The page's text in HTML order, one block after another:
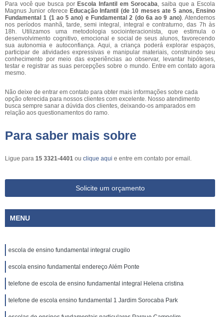
Para você que busca por Escola Infantil em Sorocaba, saiba que a Escola
Magnus Junior oferece Educação Infantil (de 10 meses ate 5 anos, Ensino
Fundamental 1 (1 ao 5 ano) e Fundamental 2 (do 6a ao 9 ano). Atendemos
nos períodos manhã, tarde, semi integral, integral e contraturno, das 7h às
18h. Utilizamos uma metodologia sociointeracionista, que estimula o
desenvolvimento cognitivo, emocional e social de seus alunos, favorecendo
sua autonomia e autoconfiança. Aqui, a criança poderá explorar espaços,
participar de atividades expressivas e manipular materiais, construindo seu
conhecimento por meio das experiências ao observar, levantar hipóteses,
testar e registrar as suas percepções sobre o mundo. Entre em contato agora
mesmo.
Não deixe de entrar em contato para obter mais informações sobre cada
opção oferecida para nossos clientes com excelente. Nosso atendimento
busca sempre sanar a dúvida dos clientes, deixando-os amparados em
relação aos questionamentos do ramo.
Para saber mais sobre
Ligue para 15 3321-4401 ou clique aqui e entre em contato por email.
Solicite um orçamento
MENU
escola de ensino fundamental integral crugilo
escola ensino fundamental endereço Além Ponte
telefone de escola de ensino fundamental integral Helena cristina
telefone de escola ensino fundamental 1 Jardim Sorocaba Park